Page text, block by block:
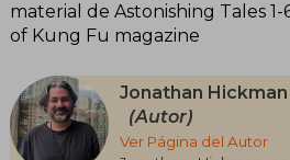
material de Astonishing Tales 1-
of Kung Fu magazine
Jonathan Hickman
(Autor)
Ver Página del Autor